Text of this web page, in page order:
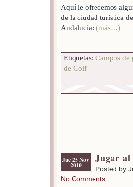
Aquí le ofrecemos
de la ciudad turística
Andalucía: (más…)
Etiquetas: Campos de
de Golf
Jue 25 Nov
2010
Jugar al
Posted by
No Comments